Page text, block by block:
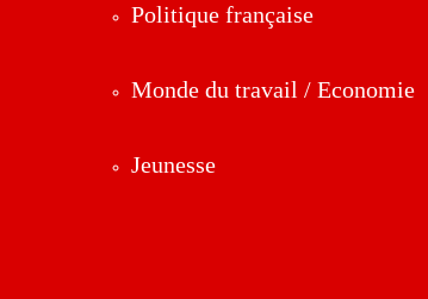
Politique française
Monde du travail / Economie
Jeunesse